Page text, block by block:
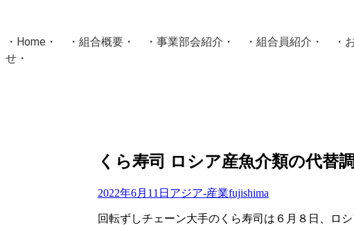
・ Home ・ ・ 組合概要 ・ ・ 事業部会紹介 ・ ・ 組合員紹介 ・ ・
せ ・
Masters組合員ログインくら寿司 ロシア産魚介類の代替
2022年6月11日 アジア-産業fujishima
回転ずしチェーン大手のくら寿司は６月８日、ロ